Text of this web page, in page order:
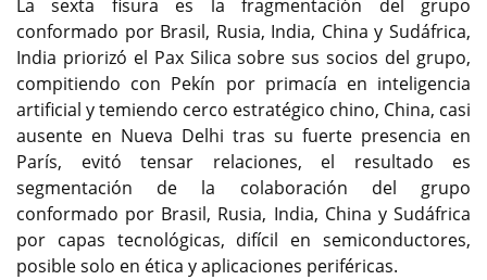
La sexta fisura es la fragmentación del grupo
conformado por Brasil, Rusia, India, China y Sudáfrica,
India priorizó el Pax Silica sobre sus socios del grupo,
compitiendo con Pekín por primacía en inteligencia
artificial y temiendo cerco estratégico chino, China, casi
ausente en Nueva Delhi tras su fuerte presencia en
París, evitó tensar relaciones, el resultado es
segmentación de la colaboración del grupo
conformado por Brasil, Rusia, India, China y Sudáfrica
por capas tecnológicas, difícil en semiconductores,
posible solo en ética y aplicaciones periféricas.